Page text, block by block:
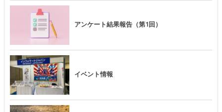
アンケート結果報告（第1回）
イベント情報